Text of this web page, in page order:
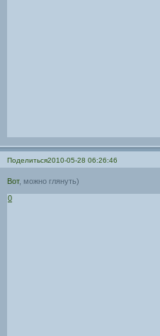
Поделиться2010-05-28 06:26:46
Вот, можно глянуть)
0